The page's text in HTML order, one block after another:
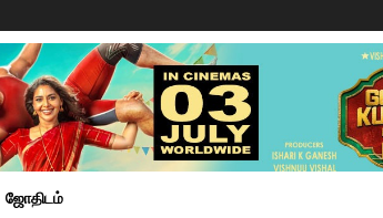
ஜோதிடம்